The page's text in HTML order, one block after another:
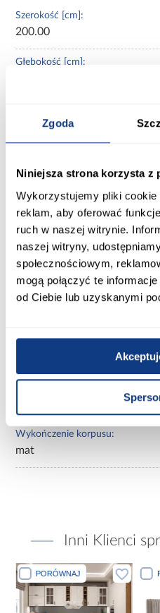
Zgoda
Niniejsza strona korzysta z
Wykorzystujemy pliki
reklam, aby oferować
ruch w naszej witrynie.
naszej witryny,
społecznościowym,
mogą połączyć te
od Ciebie lub uzyskanymi
Szerokość [cm]:
200.00
Głębokość [cm]:
235.20
biały/czarny
Kolor korpusu:
czarny
Wybarwienie:
czarne
Lustro:
Ilość drzwi:
Wykończenie korpusu:
mat
Inni Klienci
PORÓWNAJ